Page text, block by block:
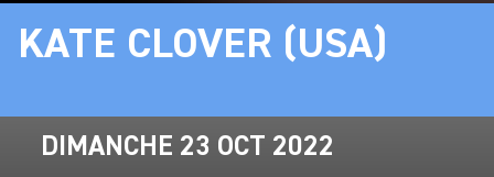
KATE CLOVER (USA)
DIMANCHE 23 OCT 2022